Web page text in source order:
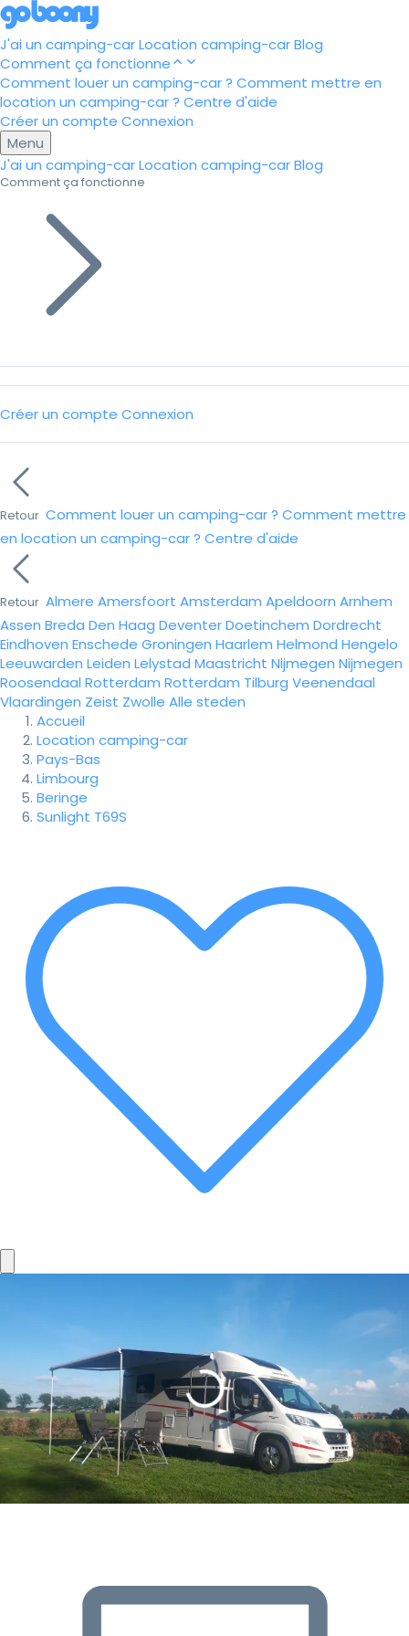
J'ai un camping-carLocation camping-carBlog
Comment ça fonctionne
Comment louer un camping-car ? Comment mettre en
location un camping-car ? Centre d'aide
Créer un compte Connexion
Menu
J'ai un camping-carLocation camping-carBlog
Comment ça fonctionne
Créer un compte Connexion
Retour Comment louer un camping-car ? Comment mettre
en location un camping-car ? Centre d'aide
Retour Almere Amersfoort Amsterdam Apeldoorn Arnhem
Assen Breda Den Haag DeventerDoetinchem Dordrecht
Eindhoven Enschede Groningen Haarlem Helmond Hengelo
Leeuwarden Leiden Lelystad Maastricht Nijmegen Nijmegen
Roosendaal Rotterdam Rotterdam Tilburg Veenendaal
Vlaardingen Zeist Zwolle Alle steden
Accueil
Location camping-car
Pays-Bas
Limbourg
Beringe
Sunlight T69S